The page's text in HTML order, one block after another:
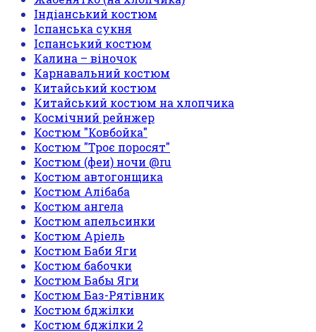
Індіанський костюм
Іспанська сукня
Іспанський костюм
Калина – віночок
Карнавальний костюм
Китайський костюм
Китайський костюм на хлопчика
Космічний рейнжер
Костюм "Ковбойка"
Костюм "Троє поросят"
Костюм (феи) ночи @ru
Костюм автогонщика
Костюм Алібаба
Костюм ангела
Костюм апельсинки
Костюм Аріель
Костюм Баби Яги
Костюм бабочки
Костюм Бабы Яги
Костюм Баз-Рятівник
Костюм бджілки
Костюм бджілки 2